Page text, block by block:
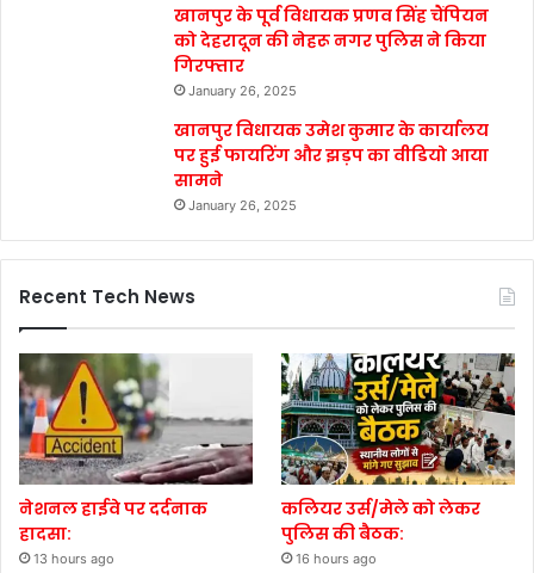
खानपुर के पूर्व विधायक प्रणव सिंह चैंपियन
को देहरादून की नेहरू नगर पुलिस ने किया
गिरफ्तार
January 26, 2025
खानपुर विधायक उमेश कुमार के कार्यालय
पर हुई फायरिंग और झड़प का वीडियो आया
सामने
January 26, 2025
Recent Tech News
नेशनल हाईवे पर दर्दनाक
हादसा:
13 hours ago
कलियर उर्स/मेले को लेकर
पुलिस की बैठक:
16 hours ago